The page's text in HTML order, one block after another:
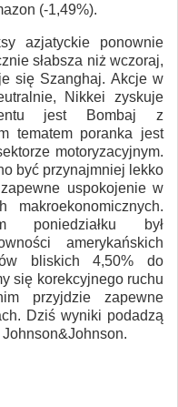
(-1,49%).
azjatyckie ponownie
słabsza niż wczoraj,
się Szanghaj. Akcje w
Nikkei zyskuje
jest Bombaj z
tematem poranka jest
motoryzacyjnym.
być przynajmniej lekko
uspokojenie w
poniedziałku był
amerykańskich
bliskich 4,50% do
się korekcyjnego ruchu
przyjdzie zapewne
Dziś wyniki podadzą